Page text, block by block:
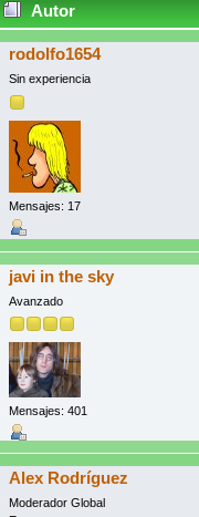
Autor
backtrack (Leído 26404
rodolfo1654
Sin experiencia
Mensajes: 17
javi in the sky
Avanzado
Mensajes: 401
Alex Rodríguez
Moderador Global